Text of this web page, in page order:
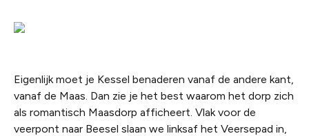
Eigenlijk moet je Kessel benaderen vanaf de andere kant,
vanaf de Maas. Dan zie je het best waarom het dorp zich
als romantisch Maasdorp afficheert. Vlak voor de
veerpont naar Beesel slaan we linksaf het Veersepad in,